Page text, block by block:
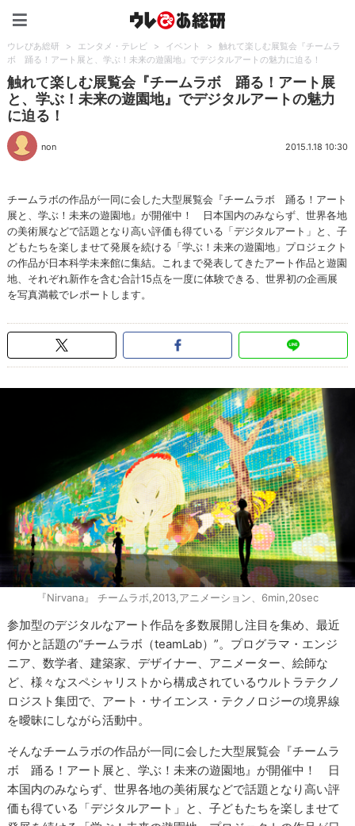
ウレぴあ総研 > エンタメ・テレビ > イベント >
触れて楽しむ展覧会『チームラ
ボ 踊る！アート展と、学ぶ！未来の遊園地』でデジタルアートの魅力に迫る！
触れて楽しむ展覧会『チームラボ 踊る！アート展
と、学ぶ！未来の遊園地』でデジタルアートの魅力
に迫る！
non 2015.1.18 10:30
チームラボの作品が一同に会した大型展覧会『チームラボ 踊る！アート
展と、学ぶ！未来の遊園地』が開催中！ 日本国内のみならず、世界各地
の美術展などで話題となり高い評価も得ている「デジタルアート」と、子
どもたちを楽しませて発展を続ける「学ぶ！未来の遊園地」プロジェクト
の作品が日本科学未来館に集結。これまで発表してきたアート作品と遊園
地、それぞれ新作を含む合計15点を一度に体験できる、世界初の企画展
を写真満載でレポートします。
『Nirvana』 チームラボ,2013,アニメーション、6min,20sec
参加型のデジタルなアート作品を多数展開し注目を集め、最近
何かと話題の“チームラボ（teamLab）”。プログラマ・エンジ
ニア、数学者、建築家、デザイナー、アニメーター、絵師な
ど、様々なスペシャリストから構成されているウルトラテクノ
ロジスト集団で、アート・サイエンス・テクノロジーの境界線
を曖昧にしながら活動中。
そんなチームラボの作品が一同に会した大型展覧会『チームラ
ボ 踊る！アート展と、学ぶ！未来の遊園地』が開催中！ 日
本国内のみならず、世界各地の美術展などで話題となり高い評
価も得ている「デジタルアート」と、子どもたちを楽しませて